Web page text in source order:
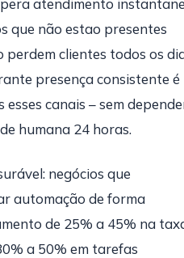
atendimento
que não estao presentes
clientes todos os
presença consistente é
canais – sem
humana 24 horas.
negócios que
automação de forma
de 25% a 45% na
a 50% em tarefas